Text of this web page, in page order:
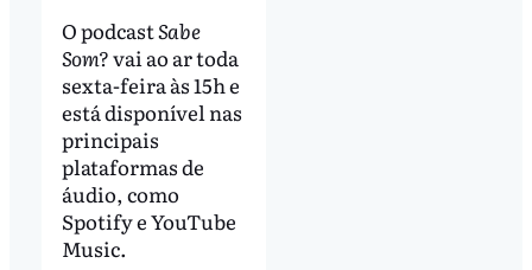
O podcastSabe
Som?vai ao ar toda
sexta-feira às 15h e
está disponível nas
principais
plataformas de
áudio, como
Spotify e YouTube
Music.